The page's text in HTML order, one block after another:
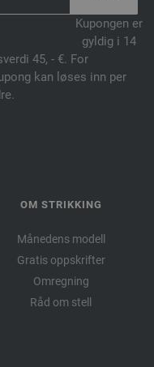
Kupongen er
gyldig i 14
45, - €. For
kan løses inn per
OM STRIKKING
Månedens modell
Gratis oppskrifter
Omregning
Råd om stell